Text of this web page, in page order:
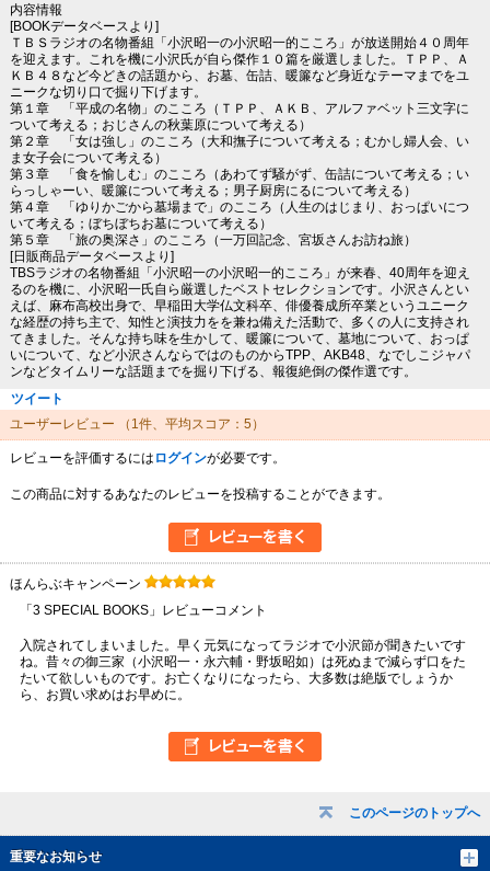
このページのトップへ
重要なお知らせ
内容情報
[BOOKデータベースより]
ＴＢＳラジオの名物番組「小沢昭一の小沢昭一的こころ」が放送開始４０周年
を迎えます。これを機に小沢氏が自ら傑作１０篇を厳選しました。ＴＰＰ、Ａ
ＫＢ４８など今どきの話題から、お墓、缶詰、暖簾など身近なテーマまでをユ
ニークな切り口で掘り下げます。
第１章 「平成の名物」のこころ（ＴＰＰ、ＡＫＢ、アルファベット三文字に
ついて考える；おじさんの秋葉原について考える）
第２章 「女は強し」のこころ（大和撫子について考える；むかし婦人会、い
ま女子会について考える）
第３章 「食を愉しむ」のこころ（あわてず騒がず、缶詰について考える；い
らっしゃーい、暖簾について考える；男子厨房にるについて考える）
第４章 「ゆりかごから墓場まで」のこころ（人生のはじまり、おっぱいにつ
いて考える；ぼちぼちお墓について考える）
第５章 「旅の奥深さ」のこころ（一万回記念、宮坂さんお訪ね旅）
[日販商品データベースより]
TBSラジオの名物番組「小沢昭一の小沢昭一的こころ」が来春、40周年を迎え
るのを機に、小沢昭一氏自ら厳選したベストセレクションです。小沢さんとい
えば、麻布高校出身で、早稲田大学仏文科卒、俳優養成所卒業というユニーク
な経歴の持ち主で、知性と演技力をを兼ね備えた活動で、多くの人に支持され
てきました。そんな持ち味を生かして、暖簾について、墓地について、おっぱ
いについて、など小沢さんならではのものからTPP、AKB48、なでしこジャパ
ンなどタイムリーな話題までを掘り下げる、報復絶倒の傑作選です。
ツイート
ユーザーレビュー
（1件、平均スコア：5）
レビューを評価するには ログインが必要です。
この商品に対するあなたのレビューを投稿することができます。
ほんらぶキャンペーン
「3 SPECIAL BOOKS」レビューコメント
入院されてしまいました。早く元気になってラジオで小沢節が聞きたいです
ね。昔々の御三家（小沢昭一・永六輔・野坂昭如）は死ぬまで減らず口をた
たいて欲しいものです。お亡くなりになったら、大多数は絶版でしょうか
ら、お買い求めはお早めに。